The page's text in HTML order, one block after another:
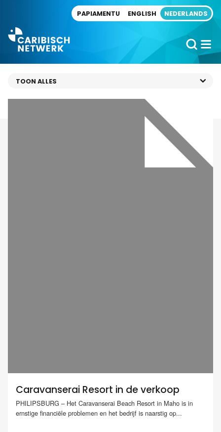
PAPIAMENTU ENGLISH NEDERLANDS
Caravanserai Resort in de verkoop
PHILIPSBURG – Het Caravanserai Beach Resort in Maho is in
ernstige financiële problemen en het bedrijf is naarstig op...